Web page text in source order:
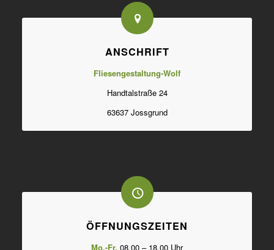
ANSCHRIFT
Fliesengestaltung-Wolf
Handtalstraße 24
63637 Jossgrund
ÖFFNUNGSZEITEN
Mo.-Fr. 08.00 – 18.00 Uhr